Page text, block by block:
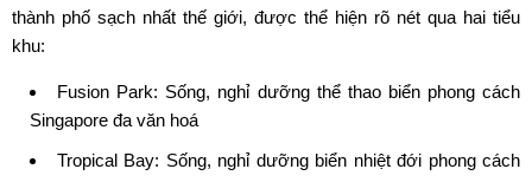
thành phố sạch nhất thế giới, được thể hiện rõ nét qua hai tiểu
khu:
Fusion Park: Sống, nghỉ dưỡng thể thao biển phong cách
Singapore đa văn hoá
Tropical Bay: Sống, nghỉ dưỡng biển nhiệt đới phong cách